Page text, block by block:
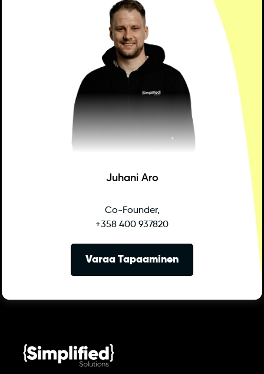
Juhani Aro
Co-Founder,
+358 400 937820
Varaa Tapaaminen